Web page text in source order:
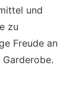
und
zu
Freude an